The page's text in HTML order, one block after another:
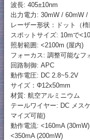
波長: 405±10nm
出力電力: 30mW / 60mW
レーザー形状：ドット（楕
スポットサイズ: 10mで
照射範囲: <2100m (屋内)
フォーカス: 調整可能なフ
回路制御: APC
動作電圧: DC 2.8~5.2V
サイズ：Φ12x50mm
材質: 航空アルミニウム
テールワイヤー: DC メス
マイズ可能)
動作電流: <160mA
<350mA (200mW)